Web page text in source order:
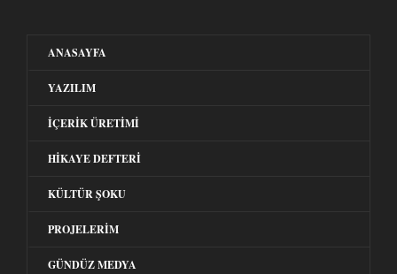
ANASAYFA
YAZILIM
İÇERIK ÜRETIMI
HIKAYE DEFTERI
KÜLTÜR ŞOKU
PROJELERIM
GÜNDÜZ MEDYA